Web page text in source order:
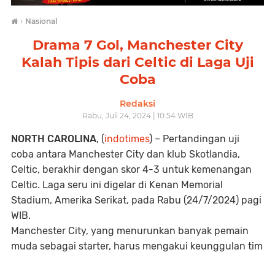
› Nasional
Drama 7 Gol, Manchester City
Kalah Tipis dari Celtic di Laga Uji
Coba
Redaksi
Rabu, Juli 24, 2024 | 10:54 WIB
NORTH CAROLINA, (indotimes) – Pertandingan uji
coba antara Manchester City dan klub Skotlandia,
Celtic, berakhir dengan skor 4-3 untuk kemenangan
Celtic. Laga seru ini digelar di Kenan Memorial
Stadium, Amerika Serikat, pada Rabu (24/7/2024) pagi
WIB.
Manchester City, yang menurunkan banyak pemain
muda sebagai starter, harus mengakui keunggulan tim